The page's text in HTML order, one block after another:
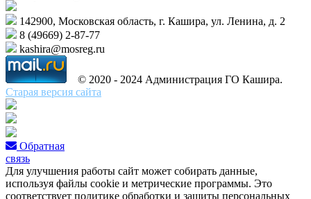
142900, Московская область, г. Кашира, ул. Ленина, д. 2
8 (49669) 2-87-77
kashira@mosreg.ru
© 2020 - 2024 Администрация ГО Кашира.
Старая версия сайта
Обратная
связь
Для улучшения работы сайт может собирать данные,
используя файлы cookie и метрические программы. Это
соответствует политике обработки и защиты персональных